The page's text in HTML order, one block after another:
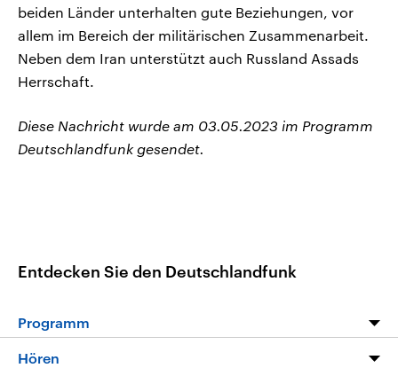
beiden Länder unterhalten gute Beziehungen, vor
allem im Bereich der militärischen Zusammenarbeit.
Neben dem Iran unterstützt auch Russland Assads
Herrschaft.
Diese Nachricht wurde am 03.05.2023 im Programm
Deutschlandfunk gesendet.
Entdecken Sie den Deutschlandfunk
Programm
Programm
Hören